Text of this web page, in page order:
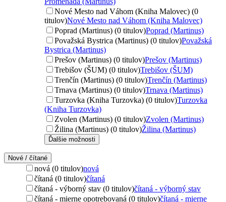
Nové Mesto nad Váhom (Kniha Malovec) (0
titulov)Nové Mesto nad Váhom (Kniha Malovec)
Poprad (Martinus) (0 titulov)Poprad (Martinus)
Považská Bystrica (Martinus) (0 titulov)Považská
Bystrica (Martinus)
Prešov (Martinus) (0 titulov)Prešov (Martinus)
Trebišov (ŠUM) (0 titulov)Trebišov (ŠUM)
Trenčín (Martinus) (0 titulov)Trenčín (Martinus)
Trnava (Martinus) (0 titulov)Trnava (Martinus)
Turzovka (Kniha Turzovka) (0 titulov)Turzovka
(Kniha Turzovka)
Zvolen (Martinus) (0 titulov)Zvolen (Martinus)
Žilina (Martinus) (0 titulov)Žilina (Martinus)
Ďalšie možnosti
Nové / čítané
nová (0 titulov)nová
čítaná (0 titulov)čítaná
čítaná - výborný stav (0 titulov)čítaná - výborný stav
čítaná - mierne opotrebovaná (0 titulov)čítaná - mierne